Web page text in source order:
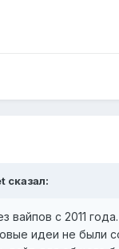
сказал:
вайпов с 2011
идеи не были